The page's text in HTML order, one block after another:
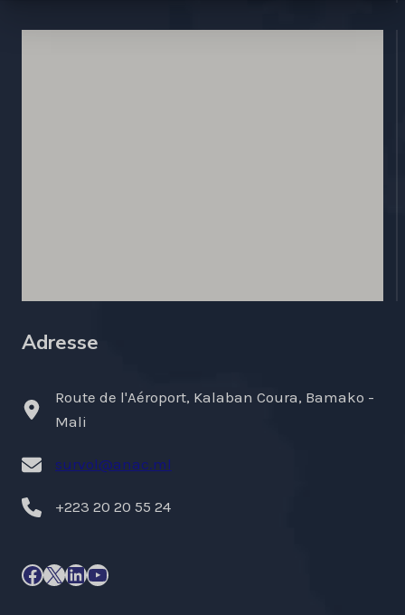
Adresse
Route de l'Aéroport, Kalaban Coura, Bamako -
Mali
survol@anac.ml
+223 20 20 55 24
Facebook
X LinkedIn
YouTube